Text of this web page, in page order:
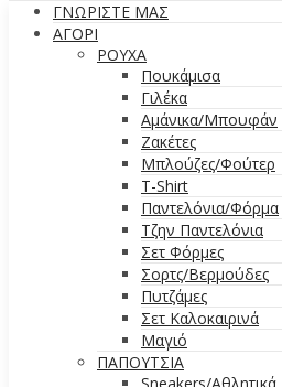
ΓΝΩΡΙΣΤΕ ΜΑΣ
ΑΓΟΡΙ
ΡΟΥΧΑ
Πουκάμισα
Γιλέκα
Αμάνικα/Μπουφάν
Ζακέτες
Μπλούζες/Φούτερ
T-Shirt
Παντελόνια/Φόρμα
Τζην Παντελόνια
Σετ Φόρμες
Σορτς/Βερμούδες
Πυτζάμες
Σετ Καλοκαιρινά
Μαγιό
ΠΑΠΟΥΤΣΙΑ